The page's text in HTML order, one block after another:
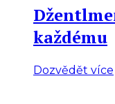
každému
Dozvědět více